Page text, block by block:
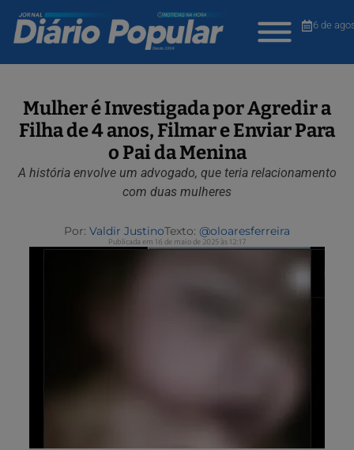
6 de
Mulher é Investigada por Agredir a
Filha de 4 anos, Filmar e Enviar Para
o Pai da Menina
A história envolve um advogado, que teria relacionamento
com duas mulheres
Por: Valdir JustinoTexto: @oloaresferreira
Publicada em 16 de maio de 2025 às 12:17